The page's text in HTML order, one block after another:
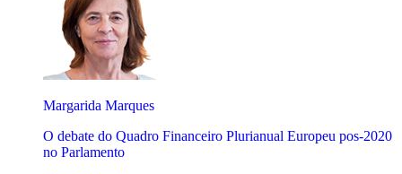
Margarida Marques
O debate do Quadro Financeiro Plurianual Europeu pos-2020
no Parlamento